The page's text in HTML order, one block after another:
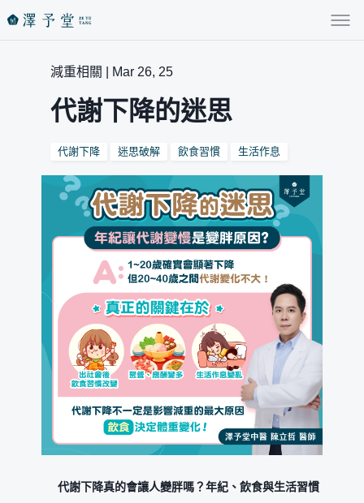
減重相關 | Mar 26, 25
代謝下降的迷思
代謝下降 迷思破解 飲食習慣 生活作息
代謝下降真的會讓人變胖嗎？年紀、飲食與生活習慣